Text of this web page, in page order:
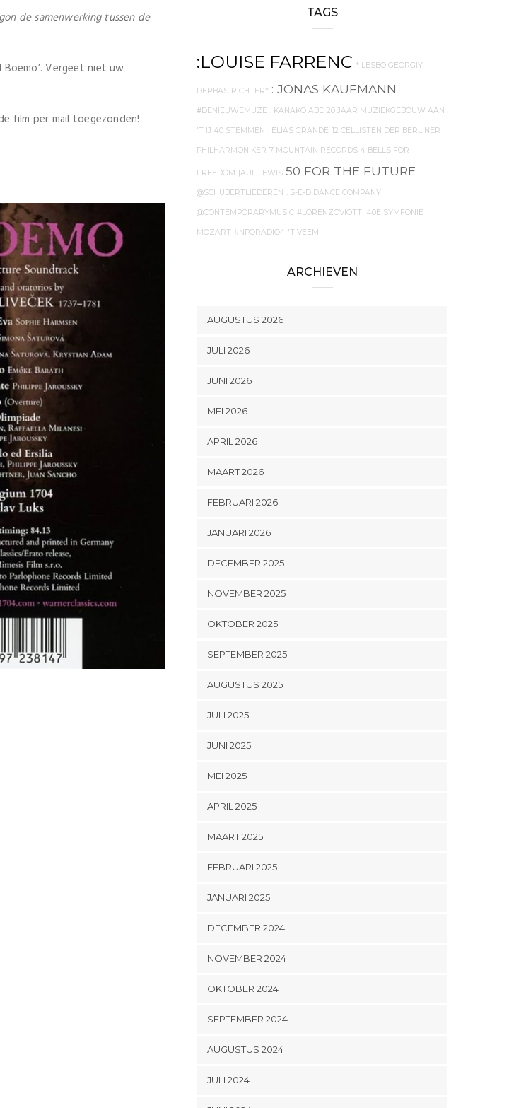
de samenwerking tussen de
Vergeet niet uw
film per mail toegezonden!
TAGS
:LOUISE FARRENC * LESBO GEORGIY
DERBAS-RICHTER* : JONAS KAUFMANN
#DENIEUWEMUZE . KANAKO ABE 20 JAAR MUZIEKGEBOUW AAN
'T IJ 40 STEMMEN . ELIAS GRANDE 12 CELLISTEN DER BERLINER
PHILHARMONIKER 7 MOUNTAIN RECORDS 4 BELLS FOR
FREEDOM {AUL LEWIS 50 FOR THE FUTURE
@SCHUBERTLIEDEREN . S-E-D DANCE COMPANY
@CONTEMPORARYMUSIC #LORENZOVIOTTI 40E SYMFONIE
MOZART #NPORADIO4 'T VEEM
ARCHIEVEN
AUGUSTUS 2026
JULI 2026
JUNI 2026
MEI 2026
APRIL 2026
MAART 2026
FEBRUARI 2026
JANUARI 2026
DECEMBER 2025
NOVEMBER 2025
OKTOBER 2025
SEPTEMBER 2025
AUGUSTUS 2025
JULI 2025
JUNI 2025
MEI 2025
APRIL 2025
MAART 2025
FEBRUARI 2025
JANUARI 2025
DECEMBER 2024
NOVEMBER 2024
OKTOBER 2024
SEPTEMBER 2024
AUGUSTUS 2024
JULI 2024